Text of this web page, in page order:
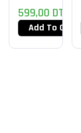
599,00 DT
Add To Cart